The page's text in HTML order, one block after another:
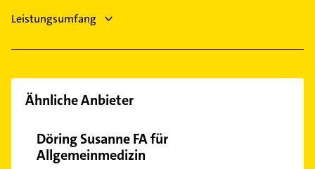
Leistungsumfang
Ähnliche Anbieter
Döring Susanne FA für
Allgemeinmedizin